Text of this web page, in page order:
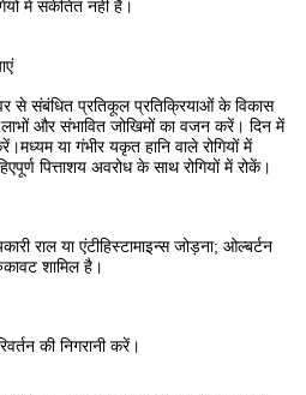
में संकेतित नहीं है।
से संबंधित प्रतिकूल प्रतिक्रियाओं के विकास
लाभों और संभावित जोखिमों का वजन करें। दिन में
या गंभीर यकृत हानि वाले रोगियों में
पित्ताशय अवरोध के साथ रोगियों में रोकें।
राल या एंटीहिस्टामाइन्स जोड़ना; ओल्बर्टन
शामिल है।
की निगरानी करें।